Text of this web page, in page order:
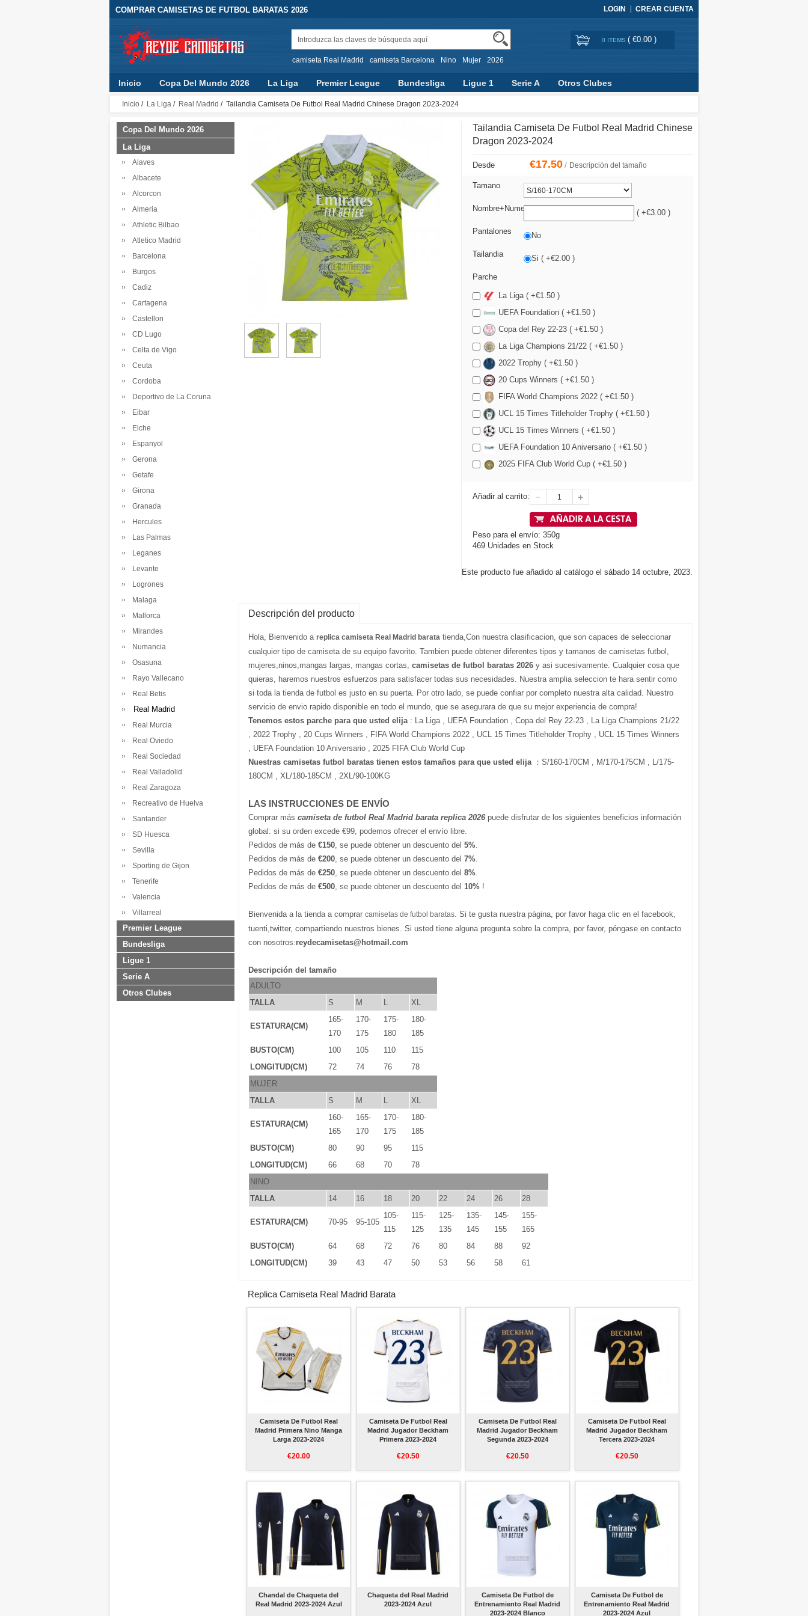
COMPRAR CAMISETAS DE FUTBOL BARATAS 2026 LOGIN CREAR CUENTA
camiseta Real Madrid camiseta Barcelona Nino Mujer 2026
0 ITEMS ( €0.00 )
Inicio Copa Del Mundo 2026 La Liga Premier League Bundesliga Ligue 1 Serie A Otros Clubes
Inicio / La Liga / Real Madrid / Tailandia Camiseta De Futbol Real Madrid Chinese Dragon 2023-2024
Copa Del Mundo 2026
La Liga
Alaves
Albacete
Alcorcon
Almeria
Athletic Bilbao
Atletico Madrid
Barcelona
Burgos
Cadiz
Cartagena
Castellon
CD Lugo
Celta de Vigo
Ceuta
Cordoba
Deportivo de La Coruna
Eibar
Elche
Espanyol
Gerona
Getafe
Girona
Granada
Hercules
Las Palmas
Leganes
Levante
Logrones
Malaga
Mallorca
Mirandes
Numancia
Osasuna
Rayo Vallecano
Real Betis
Real Madrid
Real Murcia
Real Oviedo
Real Sociedad
Real Valladolid
Real Zaragoza
Recreativo de Huelva
Santander
SD Huesca
Sevilla
Sporting de Gijon
Tenerife
Valencia
Villarreal
Premier League
Bundesliga
Ligue 1
Serie A
Otros Clubes
Tailandia Camiseta De Futbol Real Madrid Chinese
Dragon 2023-2024
Desde €17.50/ Descripción del tamaño
Tamano
Nombre+Numero ( +€3.00 )
Pantalones No
Tailandia Si ( +€2.00 )
Parche
La Liga ( +€1.50 )
UEFA Foundation ( +€1.50 )
Copa del Rey 22-23 ( +€1.50 )
La Liga Champions 21/22 ( +€1.50 )
2022 Trophy ( +€1.50 )
20 Cups Winners ( +€1.50 )
FIFA World Champions 2022 ( +€1.50 )
UCL 15 Times Titleholder Trophy ( +€1.50 )
UCL 15 Times Winners ( +€1.50 )
UEFA Foundation 10 Aniversario ( +€1.50 )
2025 FIFA Club World Cup ( +€1.50 )
Añadir al carrito:
Peso para el envío: 350g
469 Unidades en Stock
Este producto fue añadido al catálogo el sábado 14 octubre, 2023.
Descripción del producto
Hola, Bienvenido a replica camiseta Real Madrid barata tienda,Con nuestra clasificacion, que son capaces de seleccionar
cualquier tipo de camiseta de su equipo favorito. Tambien puede obtener diferentes tipos y tamanos de camisetas futbol,
mujeres,ninos,mangas largas, mangas cortas, camisetas de futbol baratas 2026 y asi sucesivamente. Cualquier cosa que
quieras, haremos nuestros esfuerzos para satisfacer todas sus necesidades. Nuestra amplia seleccion te hara sentir como
si toda la tienda de futbol es justo en su puerta. Por otro lado, se puede confiar por completo nuestra alta calidad. Nuestro
servicio de envio rapido disponible en todo el mundo, que se asegurara de que su mejor experiencia de compra!
Tenemos estos parche para que usted elija : La Liga , UEFA Foundation , Copa del Rey 22-23 , La Liga Champions 21/22
, 2022 Trophy , 20 Cups Winners , FIFA World Champions 2022 , UCL 15 Times Titleholder Trophy , UCL 15 Times Winners
, UEFA Foundation 10 Aniversario , 2025 FIFA Club World Cup
Nuestras camisetas futbol baratas tienen estos tamaños para que usted elija ：S/160-170CM , M/170-175CM , L/175-
180CM , XL/180-185CM , 2XL/90-100KG
LAS INSTRUCCIONES DE ENVÍO
Comprar más camiseta de futbol Real Madrid barata replica 2026 puede disfrutar de los siguientes beneficios información
global: si su orden excede €99, podemos ofrecer el envío libre.
Pedidos de más de €150 , se puede obtener un descuento del 5%
Pedidos de más de €200 , se puede obtener un descuento del 7%
Pedidos de más de €250 , se puede obtener un descuento del 8%
Pedidos de más de €500 , se puede obtener un descuento del 10% !
Bienvenida a la tienda a comprar camisetas de futbol baratas . Si te gusta nuestra página, por favor haga clic en el facebook,
tuenti,twitter, compartiendo nuestros bienes. Si usted tiene alguna pregunta sobre la compra, por favor, póngase en contacto
con nosotros:reydecamisetas@hotmail.com
Descripción del tamaño
ADULTO
TALLA
S M L XL
ESTATURA(CM)
165-
170
170-
175
175-
180
180-
185
BUSTO(CM)
100 105 110
115
LONGITUD(CM)
72 74 76
78
MUJER
TALLA
S M L XL
ESTATURA(CM)
160-
165
165-
170
170-
175
180-
185
BUSTO(CM)
80 90 95
115
LONGITUD(CM)
66 68 70
78
NINO
TALLA
14 16 18 20 22 24 26 28
ESTATURA(CM) 70-95 95-105
105-
115
115-
125
125-
135
135-
145
145-
155
155-
165
BUSTO(CM)
64 68 72 76 80 84 88
92
LONGITUD(CM)
39 43 47 50 53 56 58 61
Replica Camiseta Real Madrid Barata
Camiseta De Futbol Real
Madrid Primera Nino Manga
Larga 2023-2024
€20.00
Camiseta De Futbol Real
Madrid Jugador Beckham
Primera 2023-2024
€20.50
Camiseta De Futbol Real
Madrid Jugador Beckham
Segunda 2023-2024
€20.50
Camiseta De Futbol Real
Madrid Jugador Beckham
Tercera 2023-2024
€20.50
Chandal de Chaqueta del
Real Madrid 2023-2024 Azul
Chaqueta del Real Madrid
2023-2024 Azul
Camiseta De Futbol de
Entrenamiento Real Madrid
2023-2024 Blanco
Camiseta De Futbol de
Entrenamiento Real Madrid
2023-2024 Azul